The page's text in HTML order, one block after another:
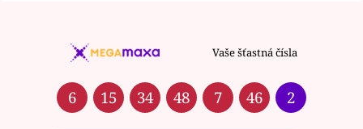
Vaše šťastná čísla
6 15 34 48 7 46 2